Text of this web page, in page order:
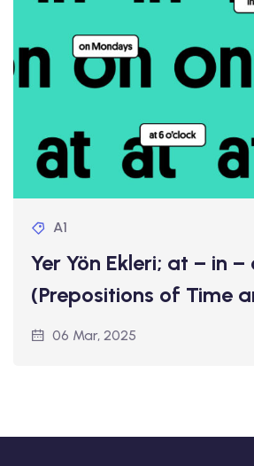
A1
Yer Yön Ekleri; at – in –
(Prepositions of Time
06 Mar, 2025